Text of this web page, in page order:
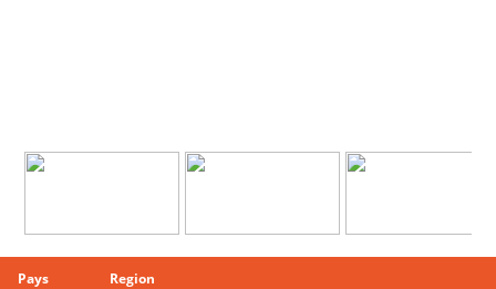
Pays
Region